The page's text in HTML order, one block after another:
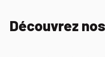
Découvrez nos